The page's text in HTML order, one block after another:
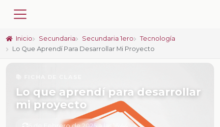
Inicio Secundaria Secundaria 1ero
Tecnología
Lo Que Aprendí Para Desarrollar Mi Proyecto
Lo que aprendí para desarrollar
mi proyecto